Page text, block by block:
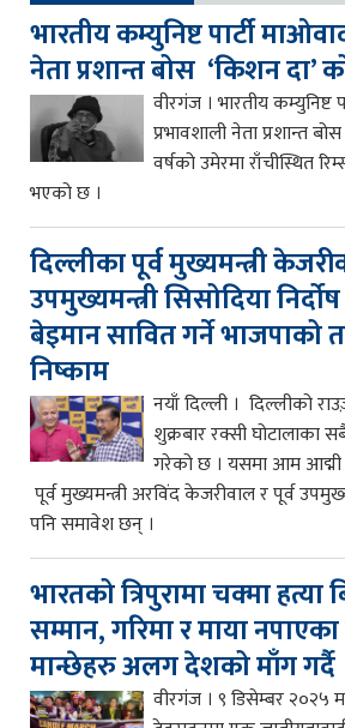
भारतीय कम्युनिष्ट पार्टी
नेता प्रशान्त बोस ‘किशन दा’
वीरगंज । भारतीय कम्युनिष्ट
प्रभावशाली नेता प्रशान्त
वर्षको उमेरमा राँचीस्थित
भएको छ ।
दिल्लीका पूर्व मुख्यमन्त्री
उपमुख्यमन्त्री सिसोदिया
बेइमान सावित गर्ने भाजपाको
निष्काम
नयाँ दिल्ली । दिल्लीको
शुक्रबार रक्सी घोटालाका
गरेको छ । यसमा आम आद्मी
पूर्व मुख्यमन्त्री अरविंद केजरीवाल र पूर्व
पनि समावेश छन् ।
भारतको त्रिपुरामा चक्मा
सम्मान, गरिमा र माया नपाएका
मान्छेहरु अलग देशको माँग गर्दै
वीरगंज । ९ डिसेम्बर २०२५